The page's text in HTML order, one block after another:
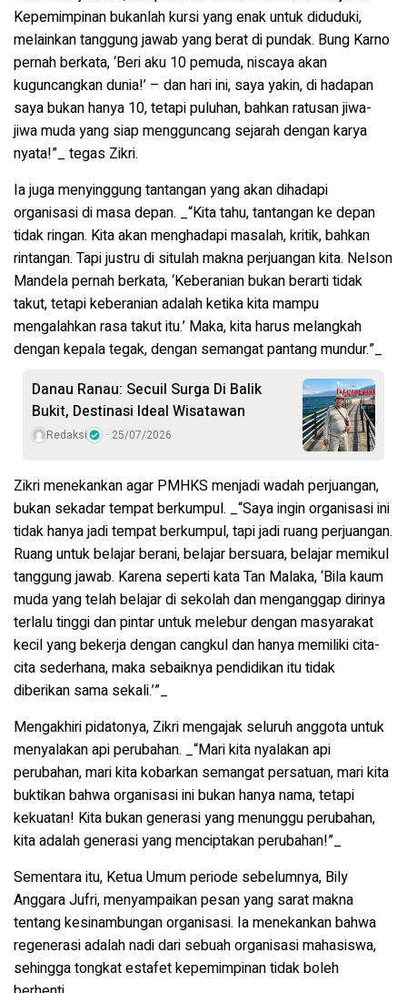
Kepemimpinan bukanlah kursi yang enak untuk diduduki,
melainkan tanggung jawab yang berat di pundak. Bung Karno
pernah berkata, ‘Beri aku 10 pemuda, niscaya akan
kuguncangkan dunia!’ – dan hari ini, saya yakin, di hadapan
saya bukan hanya 10, tetapi puluhan, bahkan ratusan jiwa-
jiwa muda yang siap mengguncang sejarah dengan karya
nyata!”_ tegas Zikri.
Ia juga menyinggung tantangan yang akan dihadapi
organisasi di masa depan. _“Kita tahu, tantangan ke depan
tidak ringan. Kita akan menghadapi masalah, kritik, bahkan
rintangan. Tapi justru di situlah makna perjuangan kita. Nelson
Mandela pernah berkata, ‘Keberanian bukan berarti tidak
takut, tetapi keberanian adalah ketika kita mampu
mengalahkan rasa takut itu.’ Maka, kita harus melangkah
dengan kepala tegak, dengan semangat pantang mundur.”_
Danau Ranau: Secuil Surga Di Balik
Bukit, Destinasi Ideal Wisatawan
Redaksi 25/07/2026
Zikri menekankan agar PMHKS menjadi wadah perjuangan,
bukan sekadar tempat berkumpul. _“Saya ingin organisasi ini
tidak hanya jadi tempat berkumpul, tapi jadi ruang perjuangan.
Ruang untuk belajar berani, belajar bersuara, belajar memikul
tanggung jawab. Karena seperti kata Tan Malaka, ‘Bila kaum
muda yang telah belajar di sekolah dan menganggap dirinya
terlalu tinggi dan pintar untuk melebur dengan masyarakat
kecil yang bekerja dengan cangkul dan hanya memiliki cita-
cita sederhana, maka sebaiknya pendidikan itu tidak
diberikan sama sekali.’”_
Mengakhiri pidatonya, Zikri mengajak seluruh anggota untuk
menyalakan api perubahan. _“Mari kita nyalakan api
perubahan, mari kita kobarkan semangat persatuan, mari kita
buktikan bahwa organisasi ini bukan hanya nama, tetapi
kekuatan! Kita bukan generasi yang menunggu perubahan,
kita adalah generasi yang menciptakan perubahan!”_
Sementara itu, Ketua Umum periode sebelumnya, Bily
Anggara Jufri, menyampaikan pesan yang sarat makna
tentang kesinambungan organisasi. Ia menekankan bahwa
regenerasi adalah nadi dari sebuah organisasi mahasiswa,
sehingga tongkat estafet kepemimpinan tidak boleh